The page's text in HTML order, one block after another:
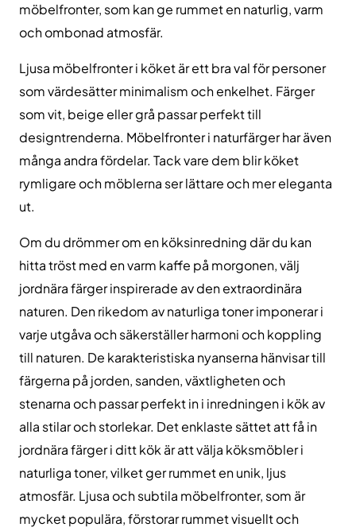
möbelfronter, som kan ge rummet en naturlig, varm
och ombonad atmosfär.
Ljusa möbelfronter i köket är ett bra val för personer
som värdesätter minimalism och enkelhet. Färger
som vit, beige eller grå passar perfekt till
designtrenderna. Möbelfronter i naturfärger har även
många andra fördelar. Tack vare dem blir köket
rymligare och möblerna ser lättare och mer eleganta
ut.
Om du drömmer om en köksinredning där du kan
hitta tröst med en varm kaffe på morgonen, välj
jordnära färger inspirerade av den extraordinära
naturen. Den rikedom av naturliga toner imponerar i
varje utgåva och säkerställer harmoni och koppling
till naturen. De karakteristiska nyanserna hänvisar till
färgerna på jorden, sanden, växtligheten och
stenarna och passar perfekt in i inredningen i kök av
alla stilar och storlekar. Det enklaste sättet att få in
jordnära färger i ditt kök är att välja köksmöbler i
naturliga toner, vilket ger rummet en unik, ljus
atmosfär. Ljusa och subtila möbelfronter, som är
mycket populära, förstorar rummet visuellt och